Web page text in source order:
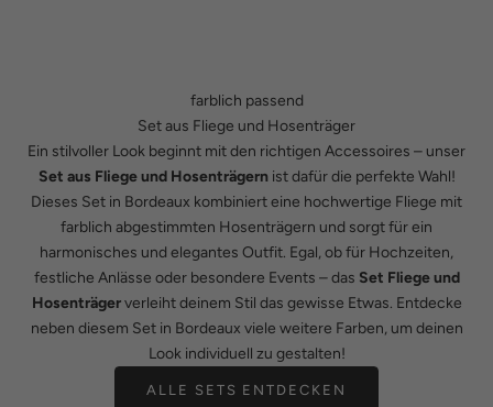
farblich passend
Set aus Fliege und Hosenträger
Ein stilvoller Look beginnt mit den richtigen Accessoires – unser
Set aus Fliege und Hosenträgernist dafür die perfekte Wahl!
Dieses Set in Bordeaux kombiniert eine hochwertige Fliege mit
farblich abgestimmten Hosenträgern und sorgt für ein
harmonisches und elegantes Outfit. Egal, ob für Hochzeiten,
festliche Anlässe oder besondere Events – das Set Fliege und
Hosenträgerverleiht deinem Stil das gewisse Etwas. Entdecke
neben diesem Set in Bordeaux viele weitere Farben, um deinen
Look individuell zu gestalten!
ALLE SETS ENTDECKEN